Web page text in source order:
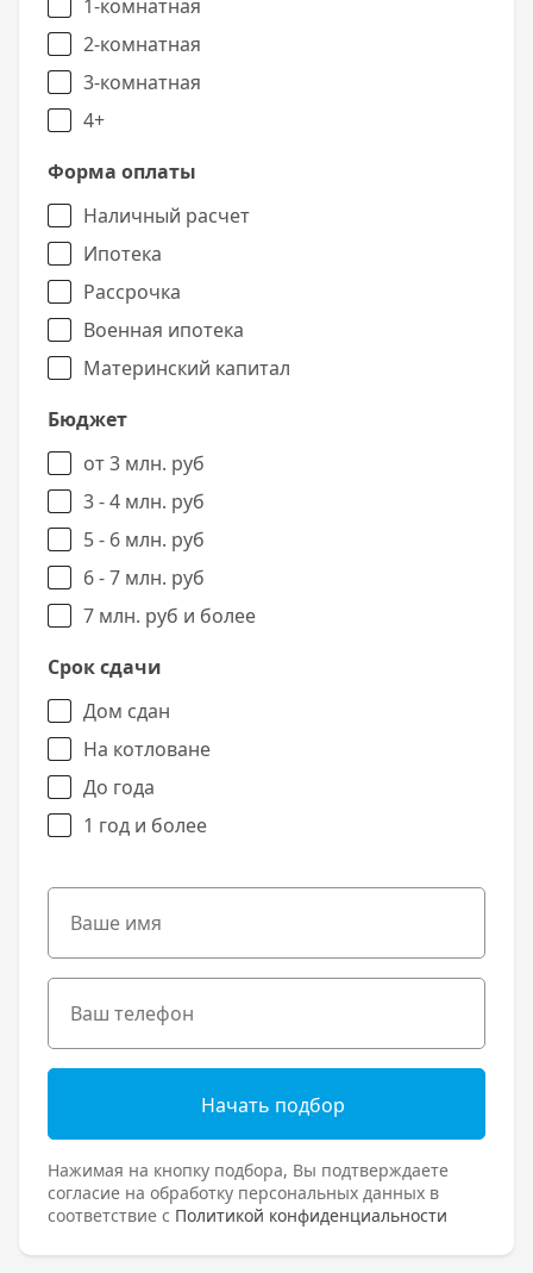
1-комнатная
2-комнатная
3-комнатная
4+
Форма оплаты
Наличный расчет
Ипотека
Рассрочка
Военная ипотека
Материнский капитал
Бюджет
от 3 млн. руб
3 - 4 млн. руб
5 - 6 млн. руб
6 - 7 млн. руб
7 млн. руб и более
Срок сдачи
Дом сдан
На котловане
До года
1 год и более
Начать подбор
Нажимая на кнопку подбора, Вы подтверждаете
согласие на обработку персональных данных в
соответствие с Политикой конфиденциальности